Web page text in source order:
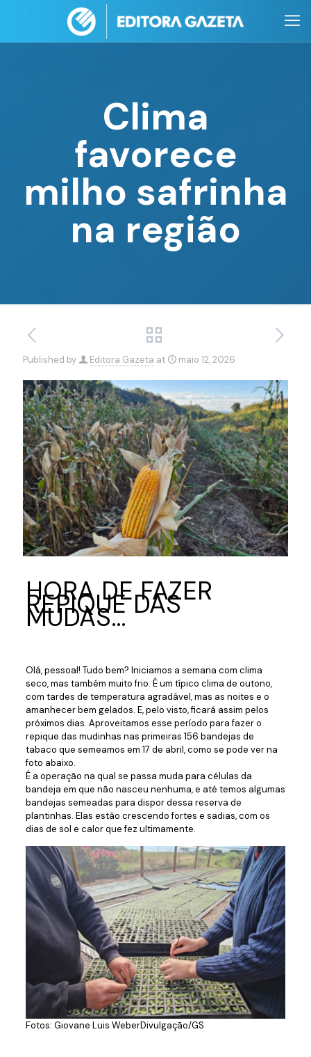
Clima
favorece
milho safrinha
na região
Published by Editora Gazeta at maio 12, 2026
HORA DE FAZER
REPIQUE DAS
MUDAS…
Olá, pessoal! Tudo bem? Iniciamos a semana com clima
seco, mas também muito frio. É um típico clima de outono,
com tardes de temperatura agradável, mas as noites e o
amanhecer bem gelados. E, pelo visto, ficará assim pelos
próximos dias. Aproveitamos esse período para fazer o
repique das mudinhas nas primeiras 156 bandejas de
tabaco que semeamos em 17 de abril, como se pode ver na
foto abaixo.
É a operação na qual se passa muda para células da
bandeja em que não nasceu nenhuma, e até temos algumas
bandejas semeadas para dispor dessa reserva de
plantinhas. Elas estão crescendo fortes e sadias, com os
dias de sol e calor que fez ultimamente.
Fotos: Giovane Luis WeberDivulgação/GS